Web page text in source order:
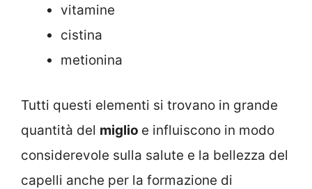
vitamine
cistina
metionina
Tutti questi elementi si trovano in grande
quantità del miglio e influiscono in modo
considerevole sulla salute e la bellezza del
capelli anche per la formazione di